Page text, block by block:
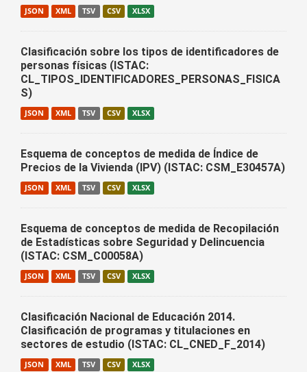
JSON XML TSV CSV XLSX
Clasificación sobre los tipos de identificadores de
personas físicas (ISTAC:
CL_TIPOS_IDENTIFICADORES_PERSONAS_FISICA
S)
JSON XML TSV CSV XLSX
Esquema de conceptos de medida de Índice de
Precios de la Vivienda (IPV) (ISTAC: CSM_E30457A)
JSON XML TSV CSV XLSX
Esquema de conceptos de medida de Recopilación
de Estadísticas sobre Seguridad y Delincuencia
(ISTAC: CSM_C00058A)
JSON XML TSV CSV XLSX
Clasificación Nacional de Educación 2014.
Clasificación de programas y titulaciones en
sectores de estudio (ISTAC: CL_CNED_F_2014)
JSON XML TSV CSV XLSX